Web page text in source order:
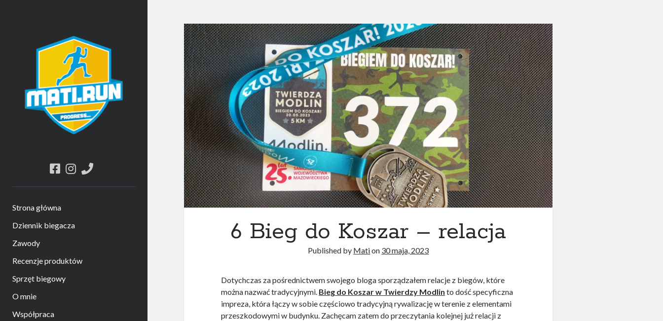
facebook
instagram
phone
Strona główna
Dziennik biegacza
Zawody
Recenzje produktów
Sprzęt biegowy
O mnie
Współpraca
6 Bieg do Koszar – relacja
Published by Mation 30 maja, 2023
Dotychczas za pośrednictwem swojego bloga sporządzałem relacje z biegów, które
można nazwać tradycyjnymi. Bieg do Koszar w Twierdzy Modlin to dość specyficzna
impreza, która łączy w sobie częściowo tradycyjną rywalizację w terenie z elementami
przeszkodowymi w budynku. Zachęcam zatem do przeczytania kolejnej już relacji z